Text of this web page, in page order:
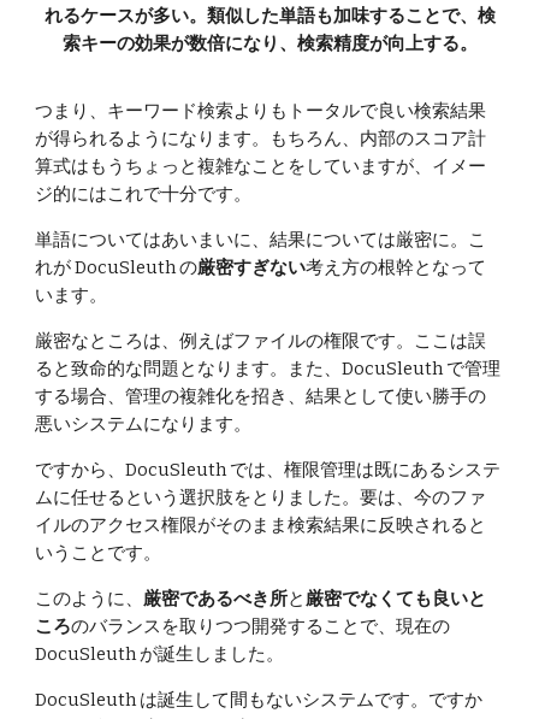
れるケースが多い。類似した単語も加味することで、検
索キーの効果が数倍になり、検索精度が向上する。
つまり、キーワード検索よりもトータルで良い検索結果
が得られるようになります。もちろん、内部のスコア計
算式はもうちょっと複雑なことをしていますが、イメー
ジ的にはこれで十分です。
単語についてはあいまいに、結果については厳密に。こ
れが DocuSleuth の厳密すぎない考え方の根幹となって
います。
厳密なところは、例えばファイルの権限です。ここは誤
ると致命的な問題となります。また、DocuSleuth で管理
する場合、管理の複雑化を招き、結果として使い勝手の
悪いシステムになります。
ですから、DocuSleuth では、権限管理は既にあるシステ
ムに任せるという選択肢をとりました。要は、今のファ
イルのアクセス権限がそのまま検索結果に反映されると
いうことです。
このように、 厳密であるべき所と 厳密でなくても良いと
ころのバランスを取りつつ開発することで、現在の
DocuSleuth が誕生しました。
DocuSleuth は誕生して間もないシステムです。ですか